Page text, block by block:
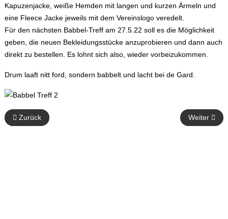
Kapuzenjacke, weiße Hemden mit langen und kurzen Ärmeln und
eine Fleece Jacke jeweils mit dem Vereinslogo veredelt.
Für den nächsten Babbel-Treff am 27.5.22 soll es die Möglichkeit
geben, die neuen Bekleidungsstücke anzuprobieren und dann auch
direkt zu bestellen. Es lohnt sich also, wieder vorbeizukommen.
Drum laaft nitt ford, sondern babbelt und lacht bei de Gard.
Vorheriger Beitrag: Eine laaaange Kampagnenvorbereitung
Zurück Nächster
Weiter